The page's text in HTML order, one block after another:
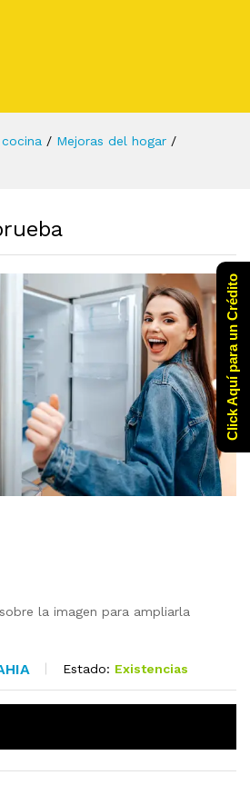
/ Mejoras del hogar /
la imagen para ampliarla
Estado: Existencias
Click Aquí para un Crédito